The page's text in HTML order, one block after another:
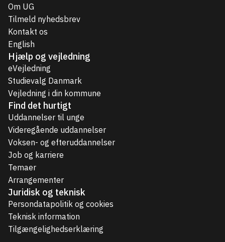
Om UG
Tilmeld nyhedsbrev
Kontakt os
English
Hjælp og vejledning
eVejledning
Studievalg Danmark
Vejledning i din kommune
Find det hurtigt
Uddannelser til unge
Videregående uddannelser
Voksen- og efteruddannelser
Job og karriere
Temaer
Arrangementer
Juridisk og teknisk
Persondatapolitik og cookies
Teknisk information
Tilgængelighedserklæring